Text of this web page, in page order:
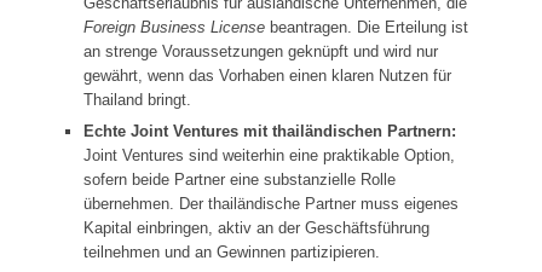
Foreign Business License beantragen. Die Erteilung ist
an strenge Voraussetzungen geknüpft und wird nur
gewährt, wenn das Vorhaben einen klaren Nutzen für
Thailand bringt.
Echte Joint Ventures mit thailändischen Partnern:
Joint Ventures sind weiterhin eine praktikable Option,
sofern beide Partner eine substanzielle Rolle
übernehmen. Der thailändische Partner muss eigenes
Kapital einbringen, aktiv an der Geschäftsführung
teilnehmen und an Gewinnen partizipieren.